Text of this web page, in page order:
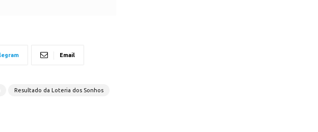
Email
Resultado da Loteria dos Sonhos